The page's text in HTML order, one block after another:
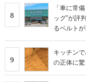
8
「車に常
ッグ”が評
るベルトが
9
キッチン
の正体に